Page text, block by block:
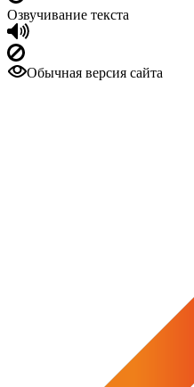
Озвучивание текста
Обычная версия сайта